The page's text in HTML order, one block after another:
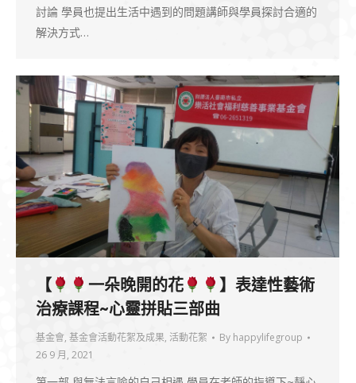
討論 學員也提出生活中遇到的問題講師與學員探討合適的
解決方式…
【 一朵晚開的花
】表達性藝術
治療課程~心靈拼貼三部曲
基金會, 基金會活動花絮及成果, 活動花絮 By happylifegroup
26 9 月, 2021